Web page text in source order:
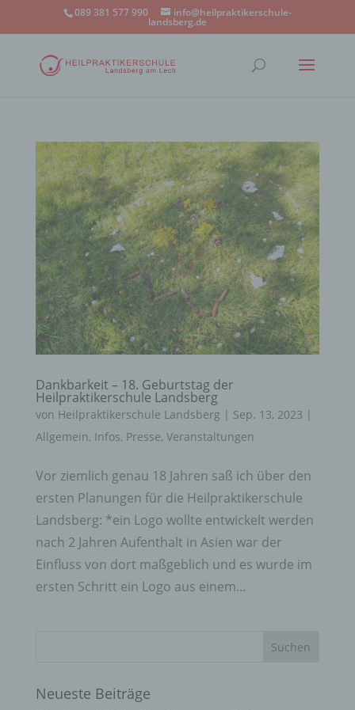
089 381 577 990 info@heilpraktikerschule-
landsberg.de
Dankbarkeit – 18. Geburtstag der
Heilpraktikerschule Landsberg
von Heilpraktikerschule Landsberg | Sep. 13, 2023 |
Allgemein, Infos, Presse, Veranstaltungen
Vor ziemlich genau 18 Jahren saß ich über den
ersten Planungen für die Heilpraktikerschule
Landsberg: *ein Logo wollte entwickelt werden
nach 2 Jahren Aufenthalt in Asien war der
Einfluss von dort maßgeblich und es wurde im
ersten Schritt ein Logo aus einem...
Neueste Beiträge